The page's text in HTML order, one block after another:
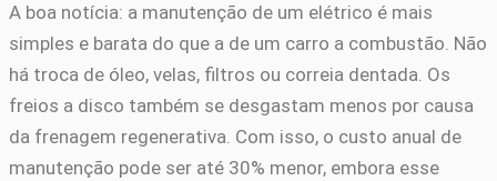
A boa notícia: a manutenção de um elétrico é mais
simples e barata do que a de um carro a combustão. Não
há troca de óleo, velas, filtros ou correia dentada. Os
freios a disco também se desgastam menos por causa
da frenagem regenerativa. Com isso, o custo anual de
manutenção pode ser até 30% menor, embora esse